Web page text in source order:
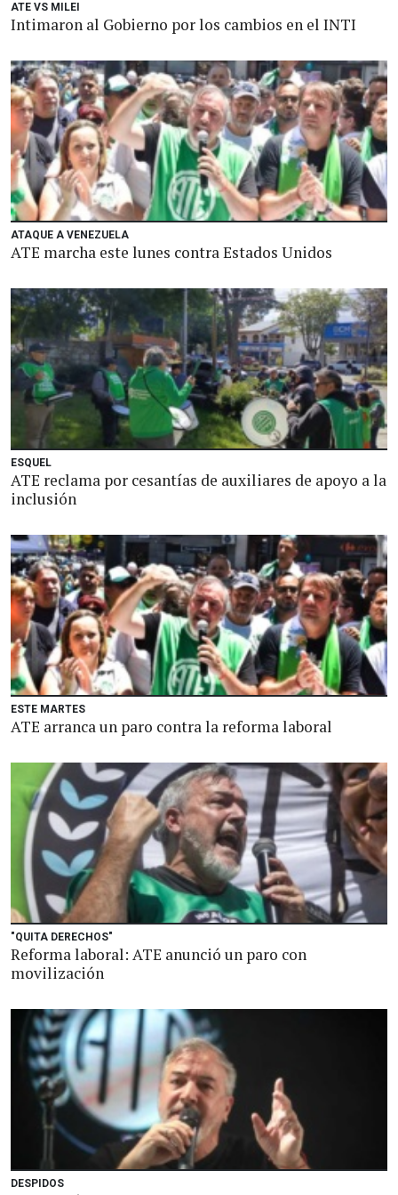
ATE VS MILEI
Intimaron al Gobierno por los cambios en el INTI
ATAQUE A VENEZUELA
ATE marcha este lunes contra Estados Unidos
ESQUEL
ATE reclama por cesantías de auxiliares de apoyo a la
inclusión
ESTE MARTES
ATE arranca un paro contra la reforma laboral
"QUITA DERECHOS"
Reforma laboral: ATE anunció un paro con
movilización
DESPIDOS